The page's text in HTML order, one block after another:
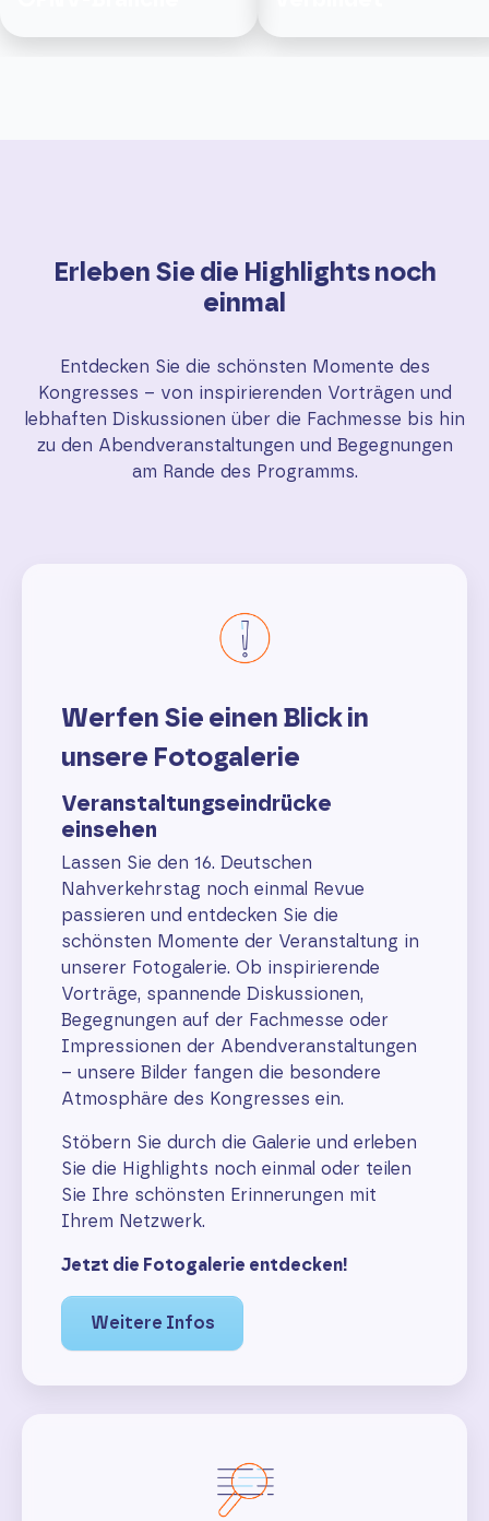
Erleben Sie die Highlights noch
einmal
Entdecken Sie die schönsten Momente des
Kongresses – von inspirierenden Vorträgen und
lebhaften Diskussionen über die Fachmesse bis hin
zu den Abendveranstaltungen und Begegnungen
am Rande des Programms.
Werfen Sie einen Blick in
unsere Fotogalerie
Veranstaltungseindrücke
einsehen
Lassen Sie den 16. Deutschen
Nahverkehrstag noch einmal Revue
passieren und entdecken Sie die
schönsten Momente der Veranstaltung in
unserer Fotogalerie. Ob inspirierende
Vorträge, spannende Diskussionen,
Begegnungen auf der Fachmesse oder
Impressionen der Abendveranstaltungen
– unsere Bilder fangen die besondere
Atmosphäre des Kongresses ein.
Stöbern Sie durch die Galerie und erleben
Sie die Highlights noch einmal oder teilen
Sie Ihre schönsten Erinnerungen mit
Ihrem Netzwerk.
Jetzt die Fotogalerie entdecken!
Weitere Infos